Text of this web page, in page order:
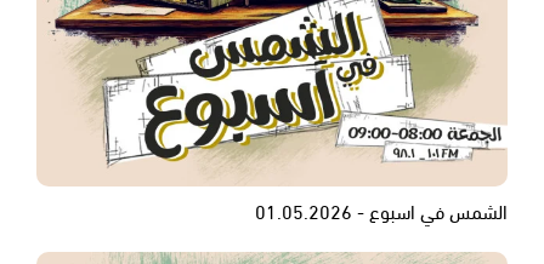
الشمس في اسبوع - 01.05.2026